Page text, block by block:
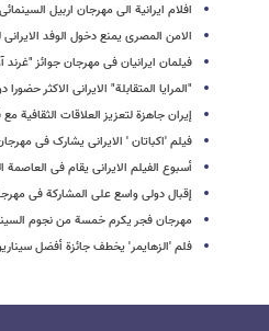
افلام ایرانیة الى مهرجان اربیل السینمائی
الامن المصری یمنع دخول الوفد
فیلمان ایرانیان فی مهرجان جوائز
"المرایا المتقابلة" الایرانی الاکثر
إیران جاهزة لتعزیز العلاقات الثقافیة
فیلم 'اکباتان ' الایرانی یشارک فی
أسبوع الفیلم الایرانی یقام فی العاصمة
إقبال دولی واسع علی المشارکة فی
مهرجان فجر یکرم خمسة من نجوم
فلم 'الزهایمر' یخطف جائزة أفضل